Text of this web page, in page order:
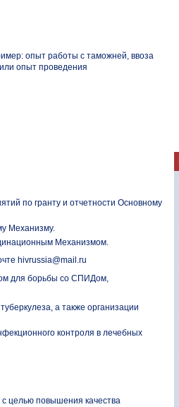
опыт работы с таможней, ввоза
опыт проведения
по гранту и отчетности Основному
Механизму.
Механизмом.
hivrussia@mail.ru
для борьбы со СПИДом,
а также организации
контроля в лечебных
целью повышения качества